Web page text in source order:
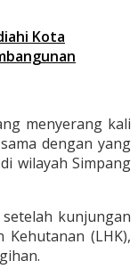
Kota
menyerang kali
dengan yang
wilayah Simpang
kunjungan
(LHK),